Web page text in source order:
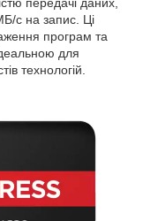
с на запис. Ці
програм та
для
технологій.